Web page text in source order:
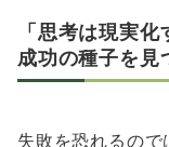
「思考は現実
成功の種子を見
失敗を恐れるの